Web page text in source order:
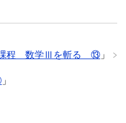
程 数学Ⅲを斬る ⑬ 」
」